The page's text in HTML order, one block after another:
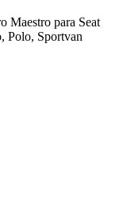
Maestro para Seat
Polo, Sportvan